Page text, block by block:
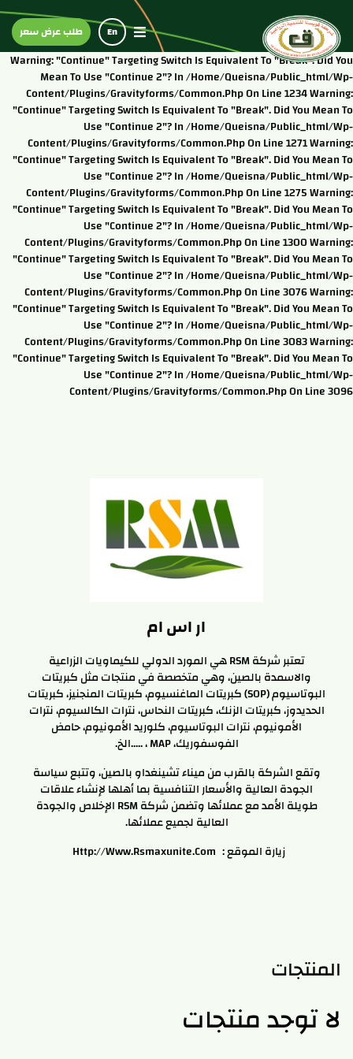
Warning: "continue" Targeting Switch Is Equivalent To "break". Did You
Mean To Use "continue 2"? In /home/queisna/public_html/wp-
Content/plugins/gravityforms/common.php On Line 1234 Warning:
"continue" Targeting Switch Is Equivalent To "break". Did You Mean To
Use "continue 2"? In /home/queisna/public_html/wp-
Content/plugins/gravityforms/common.php On Line 1271 Warning:
"continue" Targeting Switch Is Equivalent To "break". Did You Mean To
Use "continue 2"? In /home/queisna/public_html/wp-
Content/plugins/gravityforms/common.php On Line 1275 Warning:
"continue" Targeting Switch Is Equivalent To "break". Did You Mean To
Use "continue 2"? In /home/queisna/public_html/wp-
Content/plugins/gravityforms/common.php On Line 1300 Warning:
"continue" Targeting Switch Is Equivalent To "break". Did You Mean To
Use "continue 2"? In /home/queisna/public_html/wp-
Content/plugins/gravityforms/common.php On Line 3076 Warning:
"continue" Targeting Switch Is Equivalent To "break". Did You Mean To
Use "continue 2"? In /home/queisna/public_html/wp-
Content/plugins/gravityforms/common.php On Line 3083 Warning:
"continue" Targeting Switch Is Equivalent To "break". Did You Mean To
Use "continue 2"? In /home/queisna/public_html/wp-
Content/plugins/gravityforms/common.php On Line 3096
En طلب عرض سعر
ار اس ام
تعتبر شركة RSM هي المورد الدولي للكيماويات الزراعية
والاسمدة بالصين، وهي متخصصة في منتجات مثل كبريتات
البوتاسيوم (SOP) كبريتات الماغنسيوم، كبريتات المنجنيز، كبريتات
الحديدوز، كبريتات الزنك، كبريتات النحاس، نترات الكالسيوم، نترات
الأمونيوم، نترات البوتاسيوم، كلوريد الأمونيوم، حامض
الفوسفوريك، MAP ، …..الخ.
وتقع الشركة بالقرب من ميناء تشينغداو بالصين، وتتبع سياسة
الجودة العالية والأسعار التنافسية بما أهلها لإنشاء علاقات
طويلة الأمد مع عملائها وتضمن شركة RSM الإخلاص والجودة
العالية لجميع عملائها.
زيارة الموقع : Http://www.rsmaxunite.com
المنتجات
لا توجد منتجات